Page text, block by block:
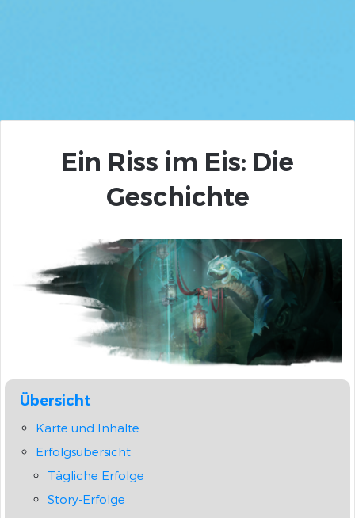
Ein Riss im Eis: Die
Geschichte
Übersicht
Karte und Inhalte
Erfolgsübersicht
Tägliche Erfolge
Story-Erfolge